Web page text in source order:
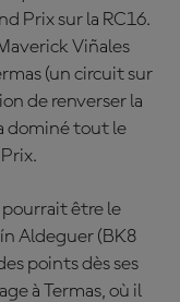
Prix sur la RC16.
Viñales
(un circuit sur
de renverser la
dominé tout le
pourrait être le
Aldeguer (BK8
points dès ses
à Termas, où il